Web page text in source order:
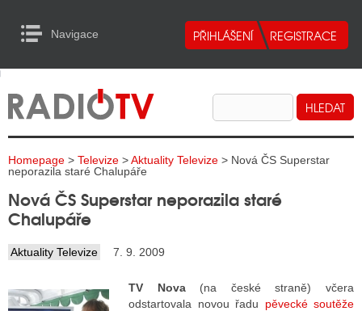
Navigace
RADIA
TELEVIZE
INTERNET
TISK
RADIA
RÁDIÍ
to Content
Homepage > Televize >Aktuality Televize > Nová ČS Superstar
neporazila staré Chalupáře
Nová ČS Superstar neporazila staré
Chalupáře
Aktuality Televize 7. 9. 2009
TV Nova(na české straně) včera
odstartovala novou řadu pěvecké soutěže